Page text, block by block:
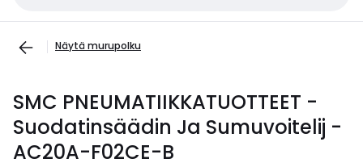
Näytä murupolku
SMC PNEUMATIIKKATUOTTEET -
Suodatinsäädin Ja Sumuvoitelij -
AC20A-F02CE-B